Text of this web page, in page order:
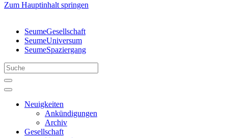
Zum Hauptinhalt springen
SeumeGesellschaft
SeumeUniversum
SeumeSpaziergang
Neuigkeiten
Ankündigungen
Archiv
Gesellschaft